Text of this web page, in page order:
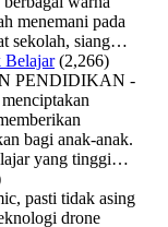
menemani pada
sekolah, siang…
Belajar (2,266)
PENDIDIKAN -
bagi anak-anak.
yang tinggi…
pasti tidak asing
drone